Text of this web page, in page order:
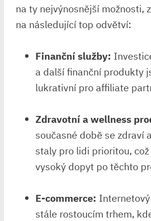
na ty nejvýnosnější možnosti,
na následující top odvětví:
Finanční služby:
a další finanční produkty
lukrativní pro affiliate
Zdravotní a wellness
současné době se zdraví
staly pro lidi prioritou, což
vysoký dopyt po těchto
E-commerce:
stále rostoucím trhem,